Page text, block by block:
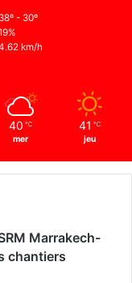
38º - 30º
km/h
40 ℃
mer
41 ℃
jeu
Marrakech-
chantiers